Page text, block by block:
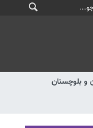
و بلوچستان